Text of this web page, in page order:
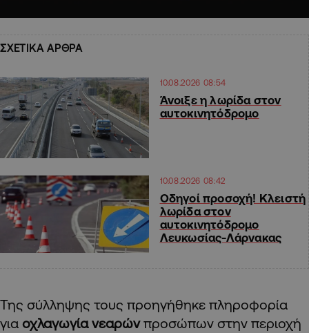
ΣΧΕΤΙΚΑ ΑΡΘΡΑ
10.08.2026 08:54
Άνοιξε η λωρίδα στον
αυτοκινητόδρομο
10.08.2026 08:42
Οδηγοί προσοχή! Κλειστή
λωρίδα στον
αυτοκινητόδρομο
Λευκωσίας-Λάρνακας
Της σύλληψης τους προηγήθηκε πληροφορία
για οχλαγωγία νεαρώνπροσώπων στην περιοχή